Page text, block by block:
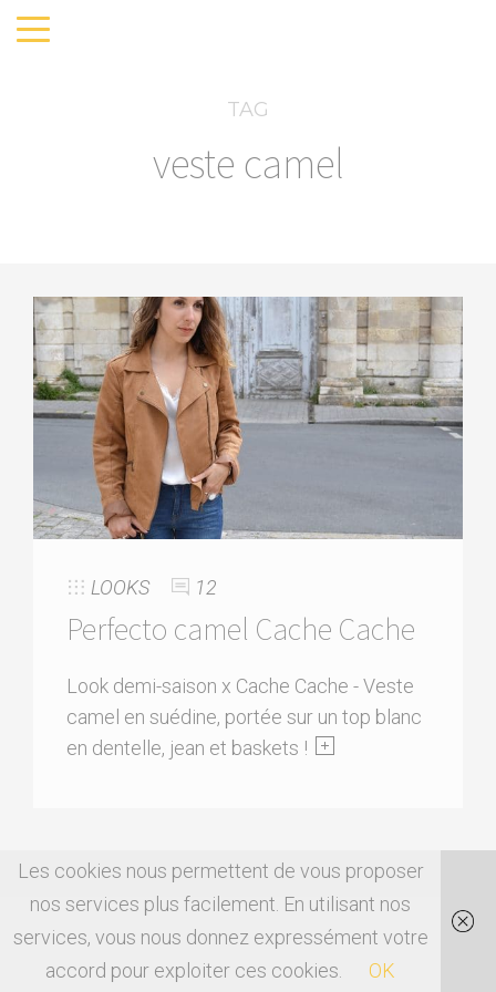
TAG
veste camel
LOOKS 12
Perfecto camel Cache Cache
Look demi-saison x Cache Cache - Veste
camel en suédine, portée sur un top blanc
en dentelle, jean et baskets !
Les cookies nous permettent de vous proposer
nos services plus facilement. En utilisant nos
services, vous nous donnez expressément votre
accord pour exploiter ces cookies.
OK